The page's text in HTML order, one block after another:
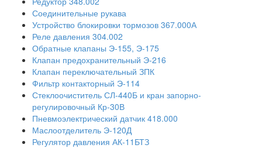
Соединительные рукава
Устройство блокировки тормозов 367.000А
Реле давления 304.002
Обратные клапаны Э-155, Э-175
Клапан предохранительный Э-216
Клапан переключательный ЗПК
Фильтр контакторный Э-114
Стеклоочиститель СЛ-440Б и кран запорно-
регулировочный Кр-30В
Пневмоэлектрический датчик 418.000
Маслоотделитель Э-120Д
Регулятор давления АК-11БТЗ